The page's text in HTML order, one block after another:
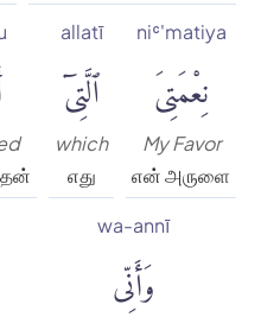
niʿ'matiya
نِعْمَتِىَ
My Favor
என் அருளை
allatī
ٱلَّتِىٓ
which
எது
wa-annī
وَأَنِّى